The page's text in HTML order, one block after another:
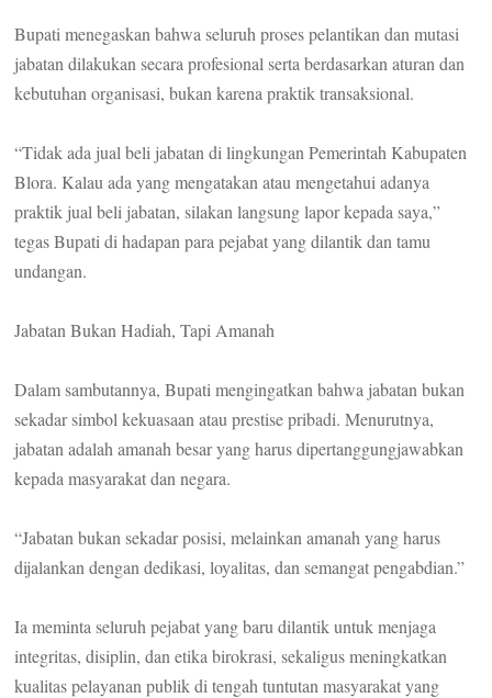
Bupati menegaskan bahwa seluruh proses pelantikan dan mutasi
jabatan dilakukan secara profesional serta berdasarkan aturan dan
kebutuhan organisasi, bukan karena praktik transaksional.
“Tidak ada jual beli jabatan di lingkungan Pemerintah Kabupaten
Blora. Kalau ada yang mengatakan atau mengetahui adanya
praktik jual beli jabatan, silakan langsung lapor kepada saya,”
tegas Bupati di hadapan para pejabat yang dilantik dan tamu
undangan.
Jabatan Bukan Hadiah, Tapi Amanah
Dalam sambutannya, Bupati mengingatkan bahwa jabatan bukan
sekadar simbol kekuasaan atau prestise pribadi. Menurutnya,
jabatan adalah amanah besar yang harus dipertanggungjawabkan
kepada masyarakat dan negara.
“Jabatan bukan sekadar posisi, melainkan amanah yang harus
dijalankan dengan dedikasi, loyalitas, dan semangat pengabdian.”
Ia meminta seluruh pejabat yang baru dilantik untuk menjaga
integritas, disiplin, dan etika birokrasi, sekaligus meningkatkan
kualitas pelayanan publik di tengah tuntutan masyarakat yang